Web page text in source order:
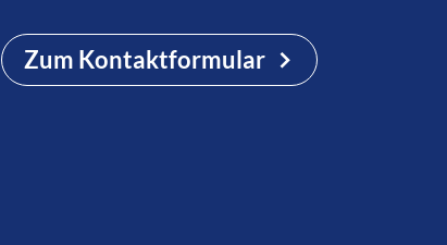
Zum Kontaktformular